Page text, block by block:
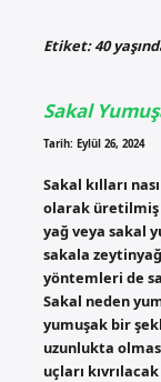
Etiket:40
Sakal
Tarih: Eylül 26, 2024
Sakal kılları
olarak üretilmiş
yağ veya sakal
sakala
yöntemleri de
Sakal neden
yumuşak bir
uzunlukta
uçları